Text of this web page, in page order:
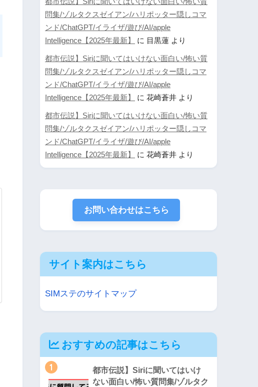
都市伝説】Siriに聞いてはいけない面白い/怖い質
問集/ゾルタクスゼイアン/ハリポッター隠しコマ
ンド/ChatGPT/イライザ/遊び/AI/apple
Intelligence【2025年最新】
に 目黒蓮 より
都市伝説】Siriに聞いてはいけない面白い/怖い質
問集/ゾルタクスゼイアン/ハリポッター隠しコマ
ンド/ChatGPT/イライザ/遊び/AI/apple
Intelligence【2025年最新】
に 花崎蒼井 より
都市伝説】Siriに聞いてはいけない面白い/怖い質
問集/ゾルタクスゼイアン/ハリポッター隠しコマ
ンド/ChatGPT/イライザ/遊び/AI/apple
Intelligence【2025年最新】
に 花崎蒼井 より
お問い合わせはこちら
サイト案内はこちら
SIMステのサイトマップ
おすすめの記事はこちら
1
都市伝説】Siriに聞いてはいけ
ない面白い/怖い質問集/ゾルタク